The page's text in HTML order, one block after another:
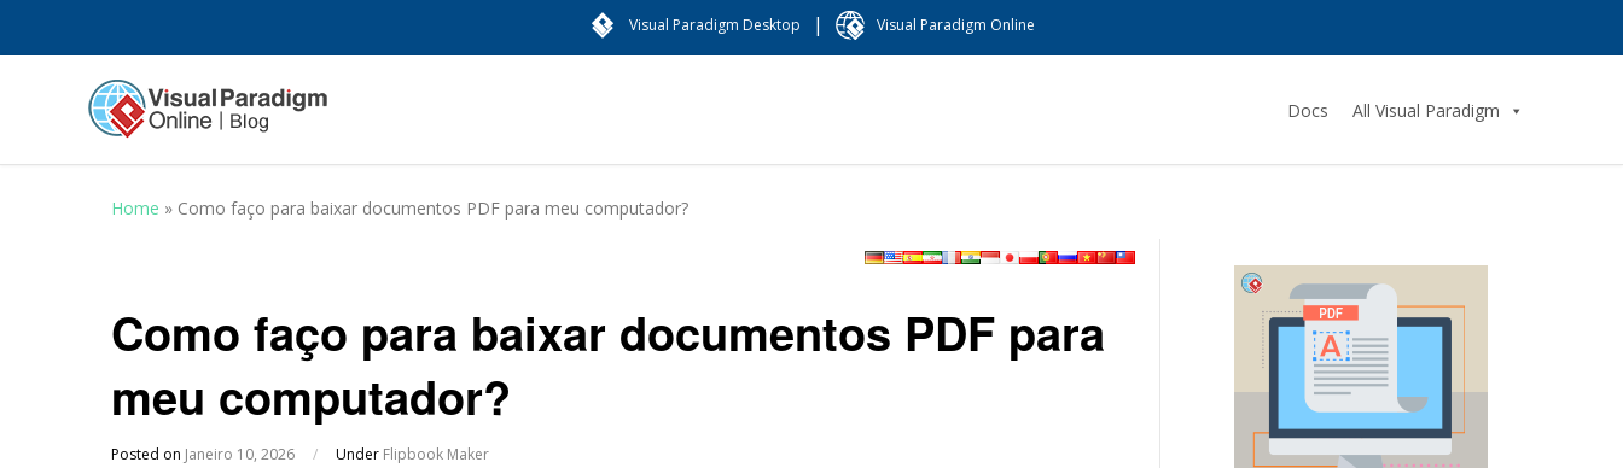
Visual Paradigm Desktop | Visual Paradigm Online
Docs All Visual Paradigm
Home » Como faço para baixar documentos PDF para meu computador?
Como faço para baixar documentos PDF para
meu computador?
Posted on Janeiro 10, 2026 / Under Flipbook Maker